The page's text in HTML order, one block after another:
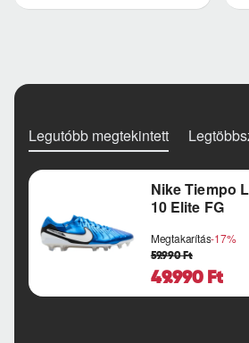
Legutóbb megtekintett
Nike Tiempo
10 Elite FG
Megtakarítás-17%
49.990 Ft
59.990 Ft